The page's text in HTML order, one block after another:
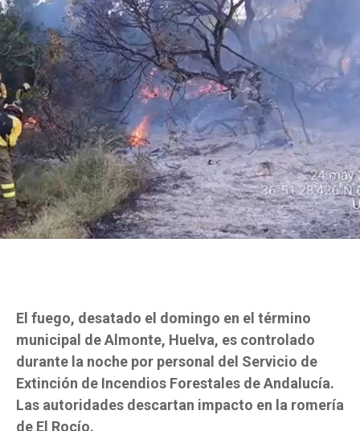
El fuego, desatado el domingo en el término
municipal de Almonte, Huelva, es controlado
durante la noche por personal del Servicio de
Extinción de Incendios Forestales de Andalucía.
Las autoridades descartan impacto en la romería
de El Rocío.